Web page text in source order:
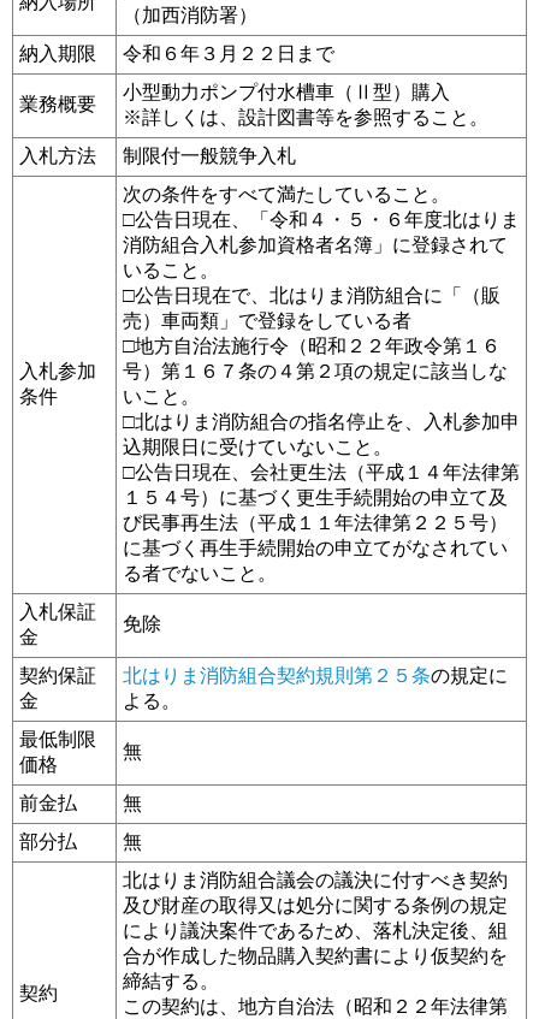
（加西消防署）
納入期限
令和６年３月２２日まで
業務概要
小型動力ポンプ付水槽車（Ⅱ型）購入
※詳しくは、設計図書等を参照すること。
入札方法
制限付一般競争入札
入札参加
条件
次の条件をすべて満たしていること。
□公告日現在、「令和４・５・６年度北はりま
消防組合入札参加資格者名簿」に登録されて
いること。
□公告日現在で、北はりま消防組合に「（販
売）車両類」で登録をしている者
□地方自治法施行令（昭和２２年政令第１６
号）第１６７条の４第２項の規定に該当しな
いこと。
□北はりま消防組合の指名停止を、入札参加申
込期限日に受けていないこと。
□公告日現在、会社更生法（平成１４年法律第
１５４号）に基づく更生手続開始の申立て及
び民事再生法（平成１１年法律第２２５号）
に基づく再生手続開始の申立てがなされてい
る者でないこと。
入札保証
金
免除
契約保証
金
北はりま消防組合契約規則第２５条の規定に
よる。
最低制限
価格
無
前金払
無
部分払
無
契約
北はりま消防組合議会の議決に付すべき契約
及び財産の取得又は処分に関する条例の規定
により議決案件であるため、落札決定後、組
合が作成した物品購入契約書により仮契約を
締結する。
この契約は、地方自治法（昭和２２年法律第